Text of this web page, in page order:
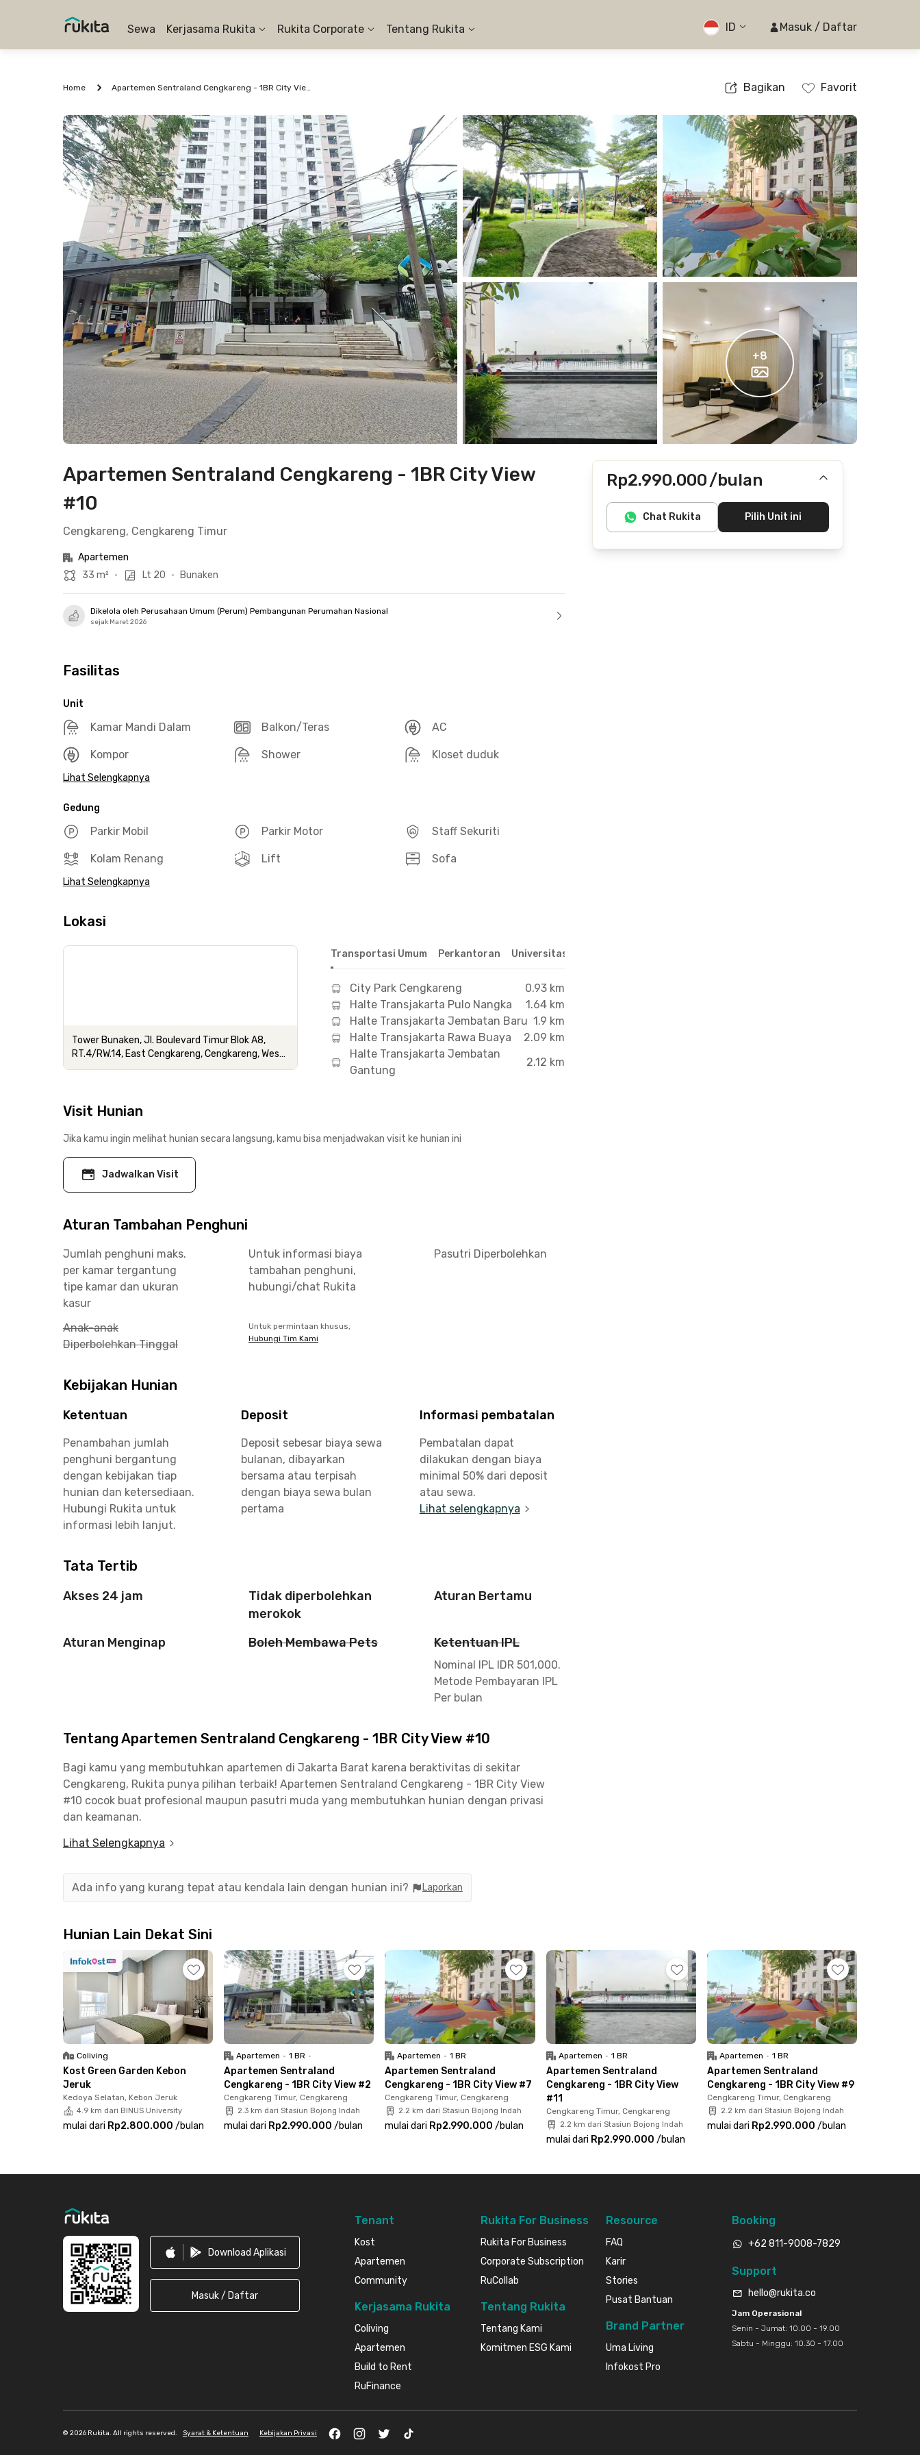
Sewa Kerjasama Rukita Rukita Corporate Tentang Rukita ID Masuk / Daftar
Home Apartemen Sentraland Cengkareng - 1BR City View #10 Bagikan Favorit
+8
Apartemen Sentraland Cengkareng - 1BR City View
#10
Cengkareng, Cengkareng Timur
Apartemen
33 m² • Lt 20 • Bunaken
Dikelola oleh Perusahaan Umum (Perum) Pembangunan Perumahan Nasional
sejak Maret 2026
Fasilitas
Unit
Kamar Mandi Dalam Balkon/Teras AC
Kompor Shower Kloset duduk
Lihat Selengkapnya
Gedung
Parkir Mobil Parkir Motor Staff Sekuriti
Kolam Renang Lift Sofa
Lihat Selengkapnya
Lokasi
Tower Bunaken, Jl. Boulevard Timur Blok A8,
RT.4/RW.14, East Cengkareng, Cengkareng, West
Jakarta City, Jakarta
Transportasi Umum Perkantoran Universitas
City Park Cengkareng
0.93 km
Halte Transjakarta Pulo Nangka
1.64 km
Halte Transjakarta Jembatan Baru 1.9 km
Halte Transjakarta Rawa Buaya
2.09 km
Halte Transjakarta Jembatan
Gantung
2.12 km
Visit Hunian
Jika kamu ingin melihat hunian secara langsung, kamu bisa menjadwakan visit ke hunian ini
Jadwalkan Visit
Aturan Tambahan Penghuni
Jumlah penghuni maks.
per kamar tergantung
tipe kamar dan ukuran
kasur
Untuk informasi biaya
tambahan penghuni,
hubungi/chat Rukita
Pasutri Diperbolehkan
Anak-anak
Diperbolehkan Tinggal
Untuk permintaan khusus,
Hubungi Tim Kami
Kebijakan Hunian
Ketentuan
Penambahan jumlah
penghuni bergantung
dengan kebijakan tiap
hunian dan ketersediaan.
Hubungi Rukita untuk
informasi lebih lanjut.
Deposit
Deposit sebesar biaya sewa
bulanan, dibayarkan
bersama atau terpisah
dengan biaya sewa bulan
pertama
Informasi pembatalan
Pembatalan dapat
dilakukan dengan biaya
minimal 50% dari deposit
atau sewa.
Lihat selengkapnya
Tata Tertib
Akses 24 jam
Tidak diperbolehkan
merokok
Aturan Bertamu
Aturan Menginap Boleh Membawa Pets Ketentuan IPL
Nominal IPL IDR 501,000.
Metode Pembayaran IPL
Per bulan
Tentang Apartemen Sentraland Cengkareng - 1BR City View #10
Bagi kamu yang membutuhkan apartemen di Jakarta Barat karena beraktivitas di sekitar
Cengkareng, Rukita punya pilihan terbaik! Apartemen Sentraland Cengkareng - 1BR City View
#10 cocok buat profesional maupun pasutri muda yang membutuhkan hunian dengan privasi
dan keamanan.
Unit apartemen 1BR Cengkareng ini sudah fully furnished dengan AC, TV, dan kamar mandi di
lagi harga sewa bulanan sudah termasuk IPL.
Hatta, plus akses jalan tol dengan Gerbang Tol Sedyatmo dan Kapuk cuma 5 menit dari
apartemen Cengkareng ini. Jaraknya pun masih ideal bagi kamu yang berkantor di kawasan PIK 2
karena bisa dicapai dalam 20 menit berkendara.
Strategis pula ke berbagai fasilitas publik, sekitar 5 menit ke Puri Indah Mall, 8 menit ke Stasiun
Rawa Buaya, dan 2 menit ke RSUD Cengkareng. Lengkap bukan? Yuk, segera booking unit
apartemen 1BR Jakarta Barat ini sebelum kehabisan!
Lihat Selengkapnya
Ada info yang kurang tepat atau kendala lain dengan hunian ini? Laporkan
Rp2.990.000/bulan
Tidak termasuk IPL, internet/wifi, listrik, air
Chat Rukita Pilih Unit ini
Hunian Lain Dekat Sini
Coliving
Kost Green Garden Kebon
Jeruk
Kedoya Selatan, Kebon Jeruk
4.9 km dari BINUS University
mulai dari Rp2.800.000 /bulan
Apartemen • 1 BR •
Apartemen Sentraland
Cengkareng - 1BR City View #2
Cengkareng Timur, Cengkareng
2.3 km dari Stasiun Bojong Indah
mulai dari Rp2.990.000 /bulan
Apartemen • 1 BR
Apartemen Sentraland
Cengkareng - 1BR City View #7
Cengkareng Timur, Cengkareng
2.2 km dari Stasiun Bojong Indah
mulai dari Rp2.990.000 /bulan
Apartemen • 1 BR
Apartemen Sentraland
Cengkareng - 1BR City View
#11
Cengkareng Timur, Cengkareng
2.2 km dari Stasiun Bojong Indah
mulai dari Rp2.990.000 /bulan
Apartemen • 1 BR
Apartemen Sentraland
Cengkareng - 1BR City View #9
Cengkareng Timur, Cengkareng
2.2 km dari Stasiun Bojong Indah
mulai dari Rp2.990.000 /bulan
Download Aplikasi
Masuk / Daftar
Tenant
Kost
Apartemen
Community
Kerjasama Rukita
Coliving
Apartemen
Build to Rent
RuFinance
Rukita For Business
Rukita For Business
Corporate Subscription
RuCollab
Tentang Rukita
Tentang Kami
Komitmen ESG Kami
Resource
FAQ
Karir
Stories
Pusat Bantuan
Brand Partner
Uma Living
Infokost Pro
Booking
+62 811-9008-7829
Support
hello@rukita.co
Jam Operasional
Senin - Jumat: 10.00 - 19.00
Sabtu - Minggu: 10.30 - 17.00
© 2026 Rukita. All rights reserved. Syarat & Ketentuan Kebijakan Privasi FacebookInstagramTwitter TikTok